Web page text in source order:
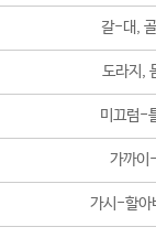
갈-대,
도라지,
미끄럼-
가까이
가시-할아